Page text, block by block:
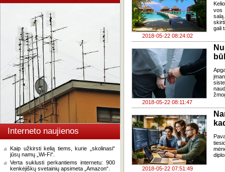
Interneto naujienos
Kaip užkirsti kelią tiems, kurie „skolinasi“
jūsų namų „Wi-Fi“.
Verta suklusti perkantiems internetu: 900
kenkėjiškų svetainių apsimeta „Amazon“.
2018-05-22 08:24:02
vos
gali
2018-05-22 08:11:47
2018-05-22 07:51:49